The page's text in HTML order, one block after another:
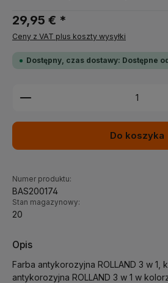
29,95 € *
Ceny z VAT plus koszty wysyłki
Dostępny, czas dostawy: Dostępne
Ilość produktu: Wprowadź
Do koszyka
Numer produktu:
BAS200174
Stan magazynowy:
20
Opis
Farba antykorozyjna ROLLAND 3 w 1,
antykorozyjna ROLLAND 3 w 1 w